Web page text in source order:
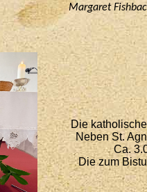
Margaret
Die
Neben St.
Ca.
Die zum